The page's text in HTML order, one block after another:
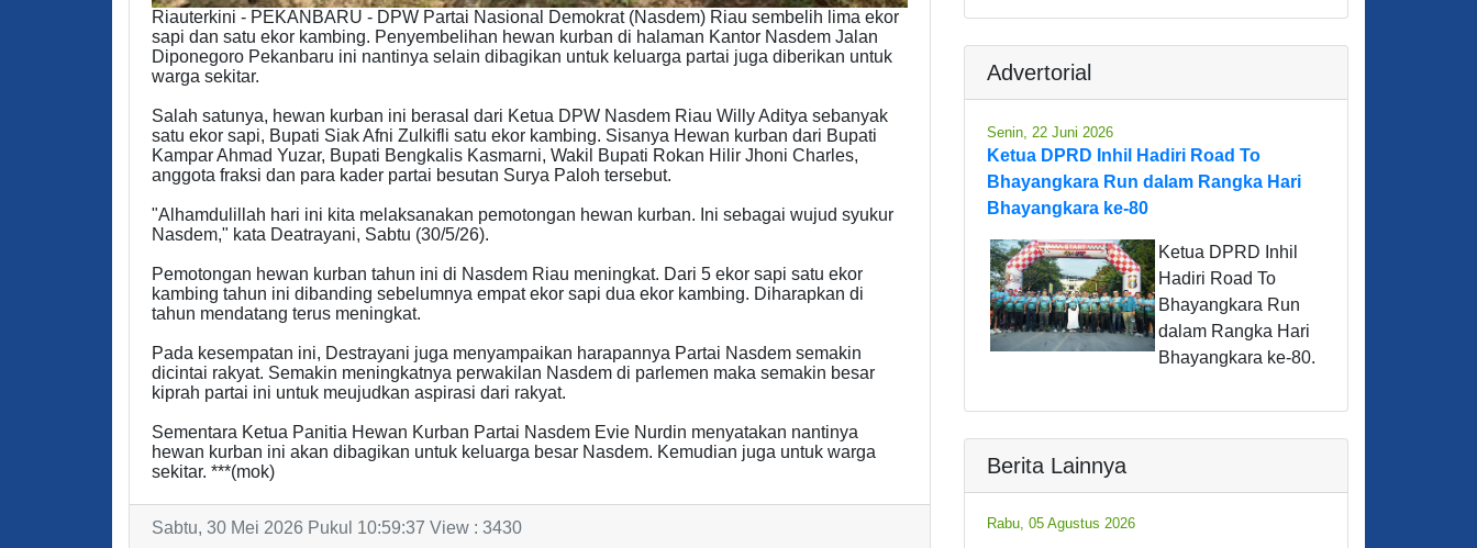
Riauterkini - PEKANBARU - DPW Partai Nasional Demokrat (Nasdem) Riau sembelih lima ekor
sapi dan satu ekor kambing. Penyembelihan hewan kurban di halaman Kantor Nasdem Jalan
Diponegoro Pekanbaru ini nantinya selain dibagikan untuk keluarga partai juga diberikan untuk
warga sekitar.
Salah satunya, hewan kurban ini berasal dari Ketua DPW Nasdem Riau Willy Aditya sebanyak
satu ekor sapi, Bupati Siak Afni Zulkifli satu ekor kambing. Sisanya Hewan kurban dari Bupati
Kampar Ahmad Yuzar, Bupati Bengkalis Kasmarni, Wakil Bupati Rokan Hilir Jhoni Charles,
anggota fraksi dan para kader partai besutan Surya Paloh tersebut.
"Alhamdulillah hari ini kita melaksanakan pemotongan hewan kurban. Ini sebagai wujud syukur
Nasdem," kata Deatrayani, Sabtu (30/5/26).
Pemotongan hewan kurban tahun ini di Nasdem Riau meningkat. Dari 5 ekor sapi satu ekor
kambing tahun ini dibanding sebelumnya empat ekor sapi dua ekor kambing. Diharapkan di
tahun mendatang terus meningkat.
Pada kesempatan ini, Destrayani juga menyampaikan harapannya Partai Nasdem semakin
dicintai rakyat. Semakin meningkatnya perwakilan Nasdem di parlemen maka semakin besar
kiprah partai ini untuk meujudkan aspirasi dari rakyat.
Sementara Ketua Panitia Hewan Kurban Partai Nasdem Evie Nurdin menyatakan nantinya
hewan kurban ini akan dibagikan untuk keluarga besar Nasdem. Kemudian juga untuk warga
sekitar. ***(mok)
Sabtu, 30 Mei 2026 Pukul 10:59:37 View : 3430
Advertorial
Senin, 22 Juni 2026
Ketua DPRD Inhil Hadiri Road To
Bhayangkara Run dalam Rangka Hari
Bhayangkara ke-80
Ketua DPRD Inhil
Hadiri Road To
Bhayangkara Run
dalam Rangka Hari
Bhayangkara ke-80.
Berita Lainnya
Rabu, 05 Agustus 2026